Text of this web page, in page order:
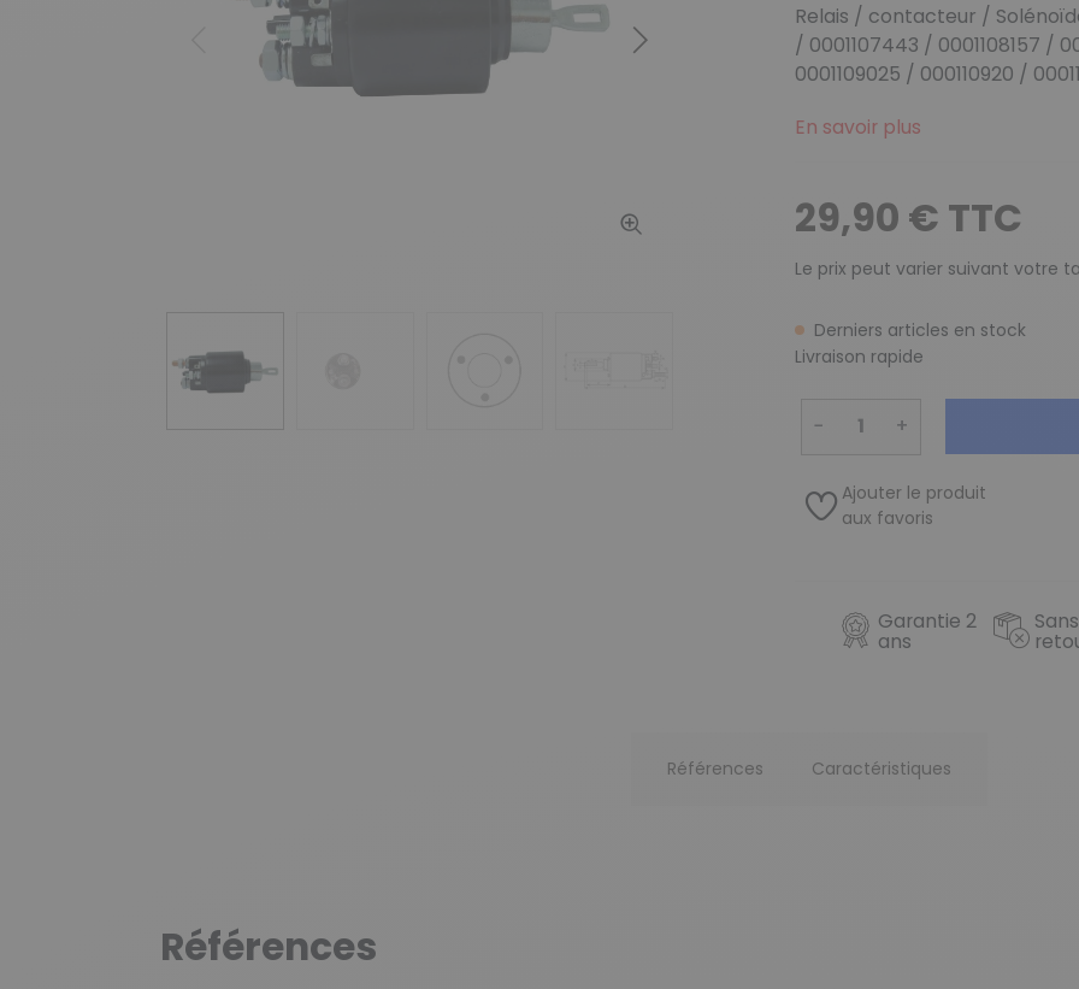
Précédent Suivant
Relais / contacteur /
/ 0001107443 / 0001108157 /
0001109025 / 000110920 /
En savoir plus
29,90 € TTC
Le prix peut varier suivant votre
Derniers articles en stock
Livraison rapide
− +
Ajouter le produit
aux favoris
Garantie 2
ans
Références Caractéristiques
Références